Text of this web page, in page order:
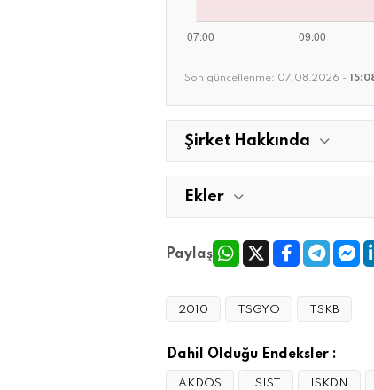
Son güncellenme: 07.08.2026 -
Şirket Hakkında
Ekler
Paylaş
2010 TSGYO TSKB
Dahil Olduğu Endeksler :
AKDOS ISIST ISKDN